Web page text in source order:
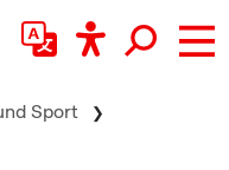
Sport